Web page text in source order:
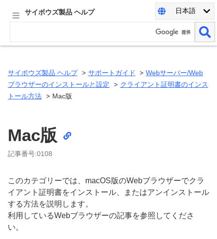
サイボウズ製品 ヘルプ 日本語
サイボウズ製品 ヘルプ サポートガイド
Webサーバー/Web
ブラウザーのインストールと設定
クライアント証明書のインス
トール方法
Mac版
Mac版
記事番号:0108
このカテゴリーでは、macOS版のWebブラウザーでクラ
イアント証明書をインストール、またはアンインストール
する方法を説明します。
利用しているWebブラウザーの記事を参照してくださ
い。